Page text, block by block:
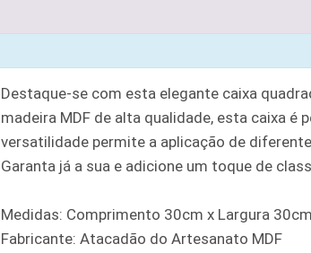
Destaque-se com esta elegante caixa
madeira MDF de alta qualidade, esta caixa
versatilidade permite a aplicação de
Garanta já a sua e adicione um toque de
Medidas: Comprimento 30cm x Largura
Fabricante: Atacadão do Artesanato MDF